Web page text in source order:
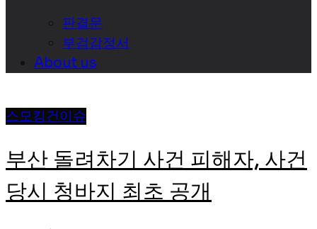
판결문
부검감정서
About us
스모킹건이슈
부산 돌려차기 사건 피해자, 사건
당시 청바지 최초 공개